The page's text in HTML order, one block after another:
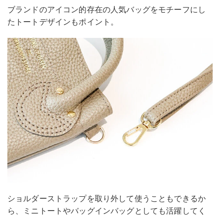
ブランドのアイコン的存在の人気バッグをモチーフにし
たトートデザインもポイント。
ショルダーストラップを取り外して使うこともできるか
ら、ミニトートやバッグインバッグとしても活躍してく